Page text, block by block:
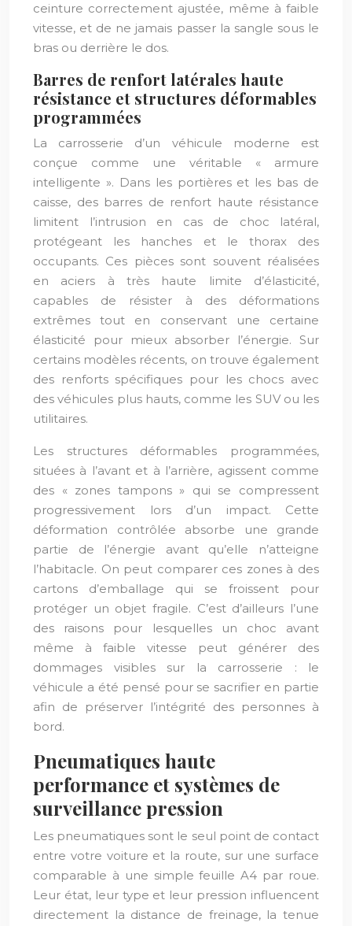
ceinture correctement ajustée, même à faible
vitesse, et de ne jamais passer la sangle sous le
bras ou derrière le dos.
Barres de renfort latérales haute
résistance et structures déformables
programmées
La carrosserie d’un véhicule moderne est
conçue comme une véritable « armure
intelligente ». Dans les portières et les bas de
caisse, des barres de renfort haute résistance
limitent l’intrusion en cas de choc latéral,
protégeant les hanches et le thorax des
occupants. Ces pièces sont souvent réalisées
en aciers à très haute limite d’élasticité,
capables de résister à des déformations
extrêmes tout en conservant une certaine
élasticité pour mieux absorber l’énergie. Sur
certains modèles récents, on trouve également
des renforts spécifiques pour les chocs avec
des véhicules plus hauts, comme les SUV ou les
utilitaires.
Les structures déformables programmées,
situées à l’avant et à l’arrière, agissent comme
des « zones tampons » qui se compressent
progressivement lors d’un impact. Cette
déformation contrôlée absorbe une grande
partie de l’énergie avant qu’elle n’atteigne
l’habitacle. On peut comparer ces zones à des
cartons d’emballage qui se froissent pour
protéger un objet fragile. C’est d’ailleurs l’une
des raisons pour lesquelles un choc avant
même à faible vitesse peut générer des
dommages visibles sur la carrosserie : le
véhicule a été pensé pour se sacrifier en partie
afin de préserver l’intégrité des personnes à
bord.
Pneumatiques haute
performance et systèmes de
surveillance pression
Les pneumatiques sont le seul point de contact
entre votre voiture et la route, sur une surface
comparable à une simple feuille A4 par roue.
Leur état, leur type et leur pression influencent
directement la distance de freinage, la tenue